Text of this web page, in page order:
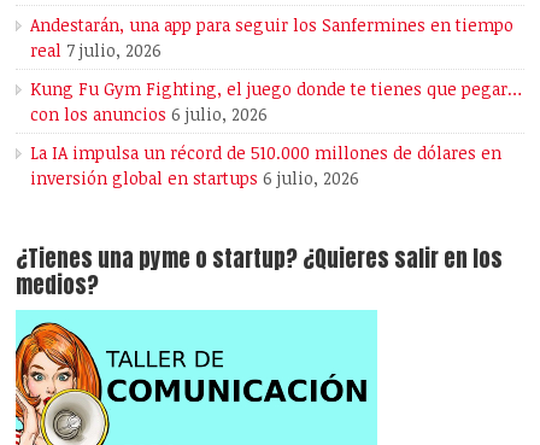
Andestarán, una app para seguir los Sanfermines en tiempo
real 7 julio, 2026
Kung Fu Gym Fighting, el juego donde te tienes que pegar…
con los anuncios 6 julio, 2026
La IA impulsa un récord de 510.000 millones de dólares en
inversión global en startups 6 julio, 2026
¿Tienes una pyme o startup? ¿Quieres salir en los
medios?